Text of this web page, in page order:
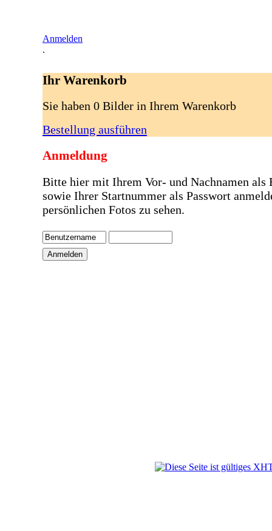
Anmelden
.
Ihr Warenkorb
Sie haben 0 Bilder in Ihrem Warenkorb
Bestellung ausführen
Anmeldung
Bitte hier mit Ihrem Vor- und Nachnamen als
sowie Ihrer Startnummer als Passwort
persönlichen Fotos zu sehen.